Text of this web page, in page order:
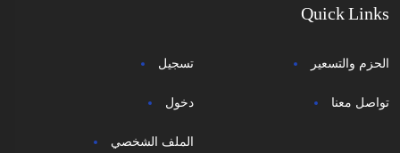
Quick Links
تسجيل
دخول
الملف الشخصي
الحزم والتسعير
تواصل معنا